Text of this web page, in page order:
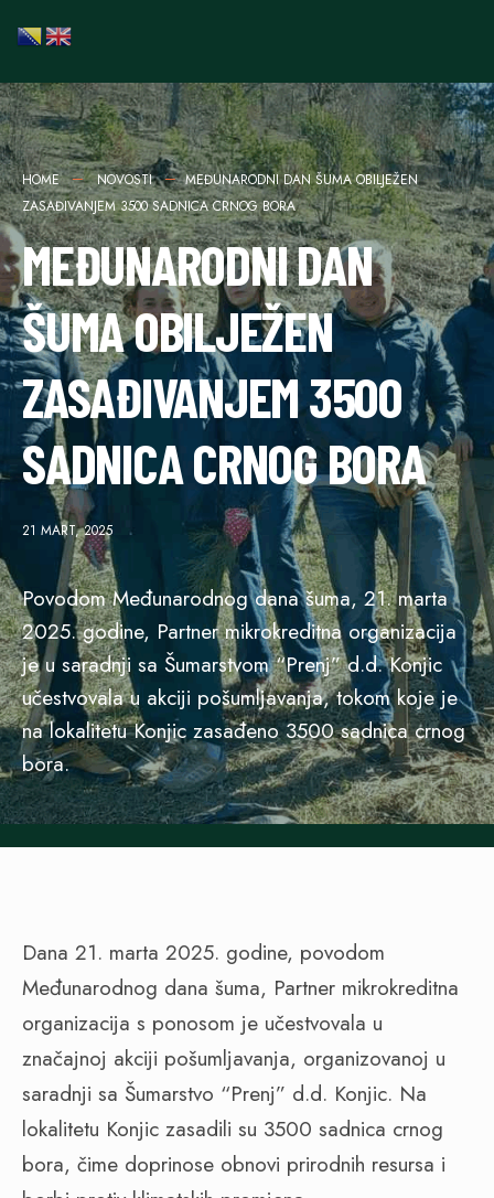
HOME NOVOSTI
MEĐUNARODNI DAN ŠUMA OBILJEŽEN
ZASAĐIVANJEM 3500 SADNICA CRNOG BORA
MEĐUNARODNI DAN
ŠUMA OBILJEŽEN
ZASAĐIVANJEM 3500
SADNICA CRNOG BORA
21 MART, 2025
Povodom Međunarodnog dana šuma, 21. marta
2025. godine, Partner mikrokreditna organizacija
je u saradnji sa Šumarstvom “Prenj” d.d. Konjic
učestvovala u akciji pošumljavanja, tokom koje je
na lokalitetu Konjic zasađeno 3500 sadnica crnog
bora.
Dana 21. marta 2025. godine, povodom
Međunarodnog dana šuma, Partner mikrokreditna
organizacija s ponosom je učestvovala u
značajnoj akciji pošumljavanja, organizovanoj u
saradnji sa Šumarstvo “Prenj” d.d. Konjic. Na
lokalitetu Konjic zasadili su 3500 sadnica crnog
bora, čime doprinose obnovi prirodnih resursa i